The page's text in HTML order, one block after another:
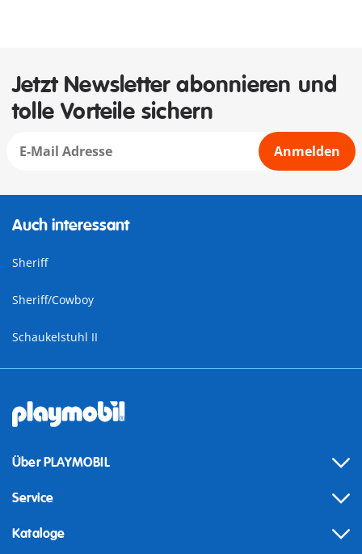
Jetzt Newsletter abonnieren und
tolle Vorteile sichern
Anmelden
Auch interessant
Sheriff
Sheriff/Cowboy
Schaukelstuhl II
Über PLAYMOBIL
Service
Kataloge